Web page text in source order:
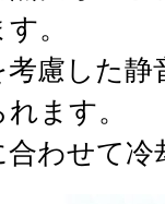
。
考慮した
ます。
合わせて